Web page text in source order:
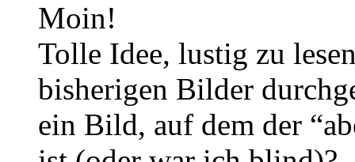
Moin!
Tolle Idee, lustig zu
bisherigen Bilder
ein Bild, auf dem der